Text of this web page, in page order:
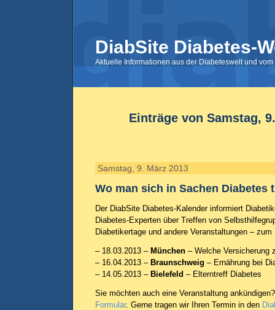
DiabSite Diabetes-
Aktuelle Informationen aus der Diabeteswelt und
Einträge von Samstag,
Samstag, 9. März 2013
Wo man sich in Sachen Diabetes
Der DiabSite Diabetes-Kalender informiert
Diabetes-Experten über Treffen von
Diabetikertage und andere Veranstaltungen –
– 18.03.2013 – München – Welche Versicherung
– 16.04.2013 – Braunschweig – Ernährung bei
– 14.05.2013 – Bielefeld – Elterntreff Diabetes
Sie möchten auch eine Veranstaltung
Formular. Gerne tragen wir Ihren Termin in den